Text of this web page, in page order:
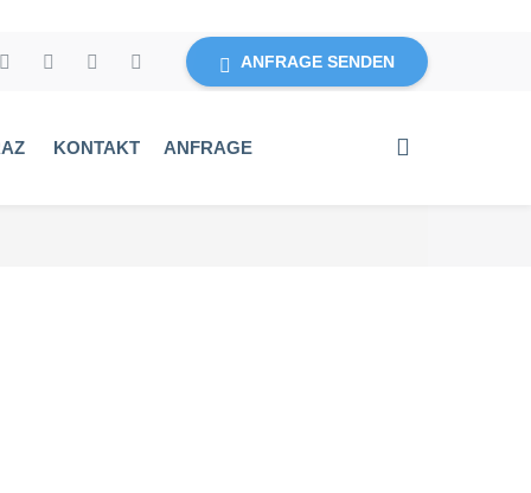
ANFRAGE SENDEN
KONTAKT ANFRAGE